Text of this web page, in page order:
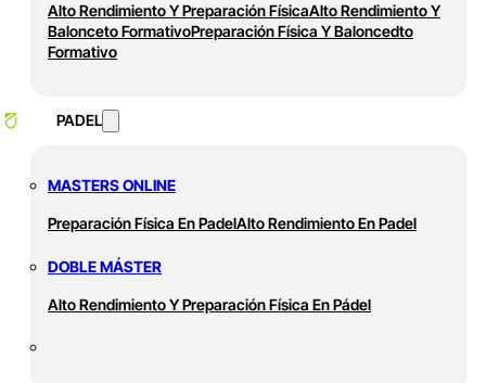
Alto Rendimiento Y Preparación FísicaAlto Rendimiento Y
Balonceto FormativoPreparación Física Y Baloncedto
Formativo
PADEL
MASTERS ONLINE
Preparación Física En PadelAlto Rendimiento En Padel
DOBLE MÁSTER
Alto Rendimiento Y Preparación Física En Pádel